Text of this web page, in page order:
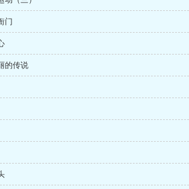
门
的传说